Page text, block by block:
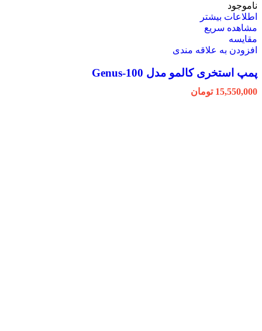
ناموجود
اطلاعات بیشتر
مشاهده سریع
مقایسه
افزودن به علاقه مندی
پمپ استخری کالمو مدل Genus-100
15,550,000 تومان